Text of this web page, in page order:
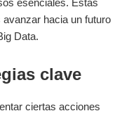
hacia un futuro
Data.
clave
ciertas acciones